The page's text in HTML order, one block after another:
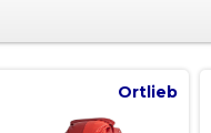
Ortlieb